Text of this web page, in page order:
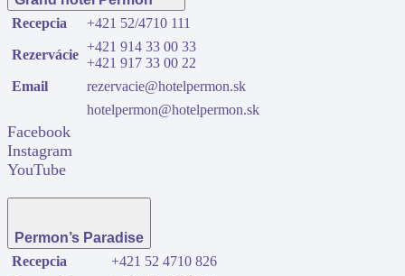
Recepcia
+421 52/4710 111
Rezervácie
+421 914 33 00 33
+421 917 33 00 22
Email
rezervacie@hotelpermon.sk
hotelpermon@hotelpermon.sk
Facebook
Instagram
YouTube
Permon’s Paradise
Recepcia
+421 52 4710 826